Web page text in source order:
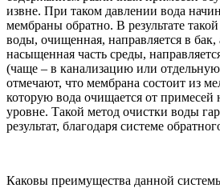
извне. При таком давлении вода
мембраны обратно. В результате
воды, очищенная, направляется в бак,
насыщенная часть среды,
(чаще – в канализацию или
отмечают, что мембрана состоит из
которую вода очищается от примесей
уровне. Такой метод очистки воды
результат, благодаря системе
Каковы преимущества данной